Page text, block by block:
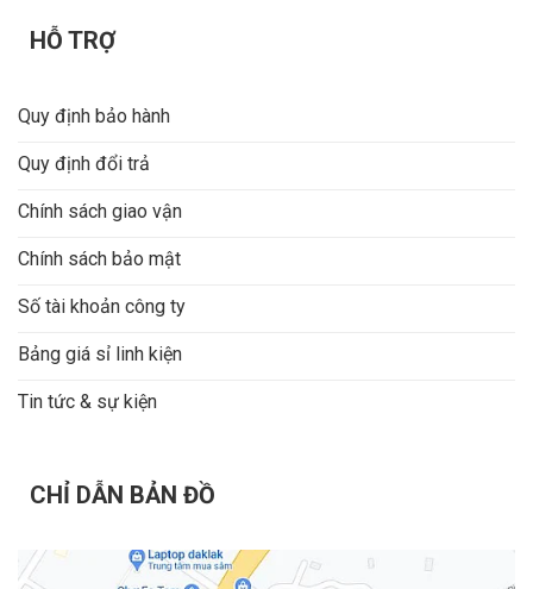
HỖ TRỢ
Quy định bảo hành
Quy định đổi trả
Chính sách giao vận
Chính sách bảo mật
Số tài khoản công ty
Bảng giá sỉ linh kiện
Tin tức & sự kiện
CHỈ DẪN BẢN ĐỒ